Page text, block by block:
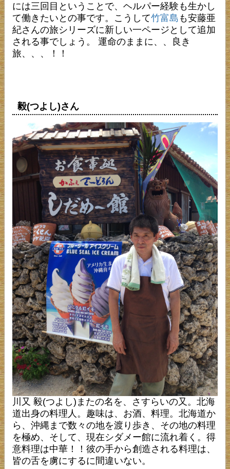
には三回目ということで、ヘルパー経験も生かし
て働きたいとの事です。こうして竹富島 も安藤亜
紀さんの旅シリーズに新しい一ページとして追加
される事でしょう。 運命のままに、、良き
旅、、、！！
毅(つよし)さん
川又 毅(つよし)またの名を、さすらいの又。北海
道出身の料理人。趣味は、お酒、料理。北海道か
ら、沖縄まで数々の地を渡り歩き、その地の料理
を極め、そして、現在シダメー館に流れ着く。得
意料理は中華！！彼の手から創造される料理は、
皆の舌を虜にするに間違いない。